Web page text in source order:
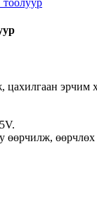
эрчим
өөрчилж,